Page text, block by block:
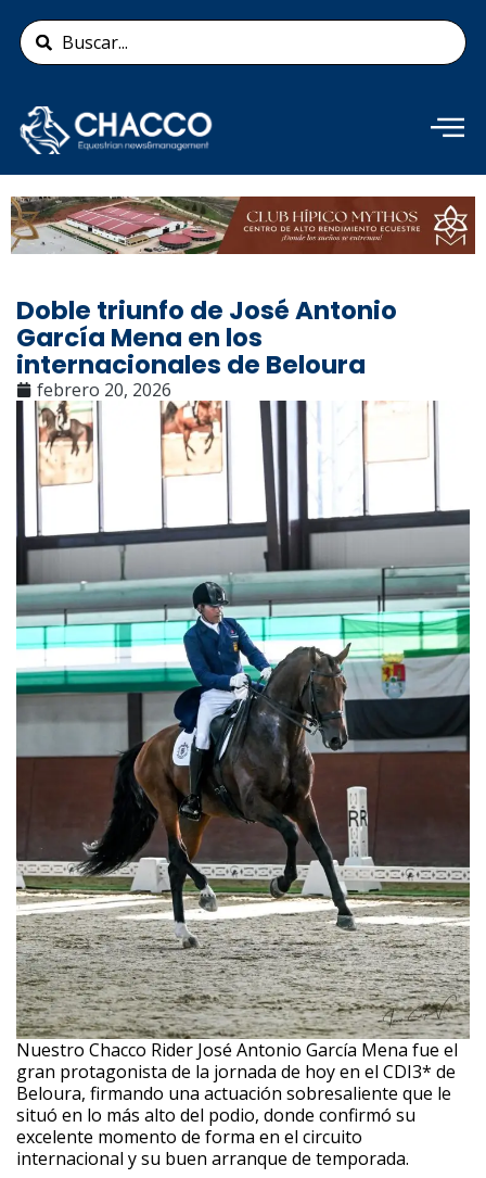
contenido
Search
...
Añade aquí tu texto de
cabecera
Doble triunfo de José Antonio
García Mena en los
internacionales de Beloura
febrero 20, 2026
Nuestro Chacco Rider José Antonio García Mena fue el
gran protagonista de la jornada de hoy en el CDI3* de
Beloura, firmando una actuación sobresaliente que le
situó en lo más alto del podio, donde confirmó su
excelente momento de forma en el circuito
internacional y su buen arranque de temporada.